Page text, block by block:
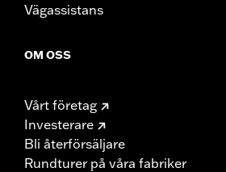
Vägassistans
OM OSS
Vårt företag
Investerare
Bli återförsäljare
Rundturer på våra fabriker